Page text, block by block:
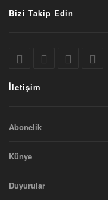
Bizi Takip Edin
İletişim
Abonelik
Künye
Duyurular